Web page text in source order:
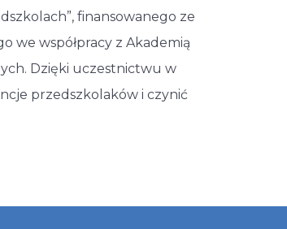
finansowanego ze
we współpracy z Akademią
Dzięki uczestnictwu w
przedszkolaków i czynić